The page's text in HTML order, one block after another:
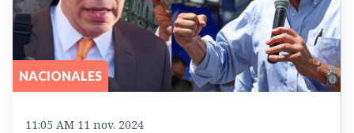
NACIONALES
11:05 AM 11 nov. 2024